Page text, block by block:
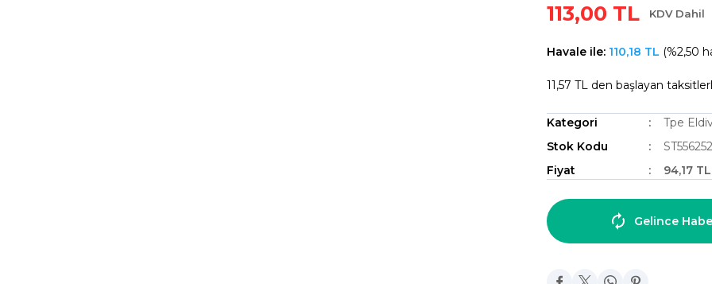
113,00 TL
KDV Dahil
Havale ile: 110,18 TL (%2,50
11,57 TL den başlayan
Kategori
Tpe
Stok Kodu
ST556252
Fiyat
94,17
Gelince